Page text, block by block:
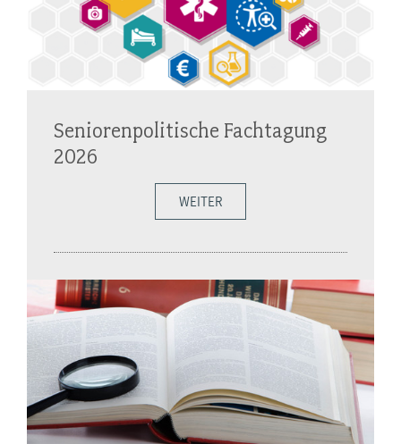
Seniorenpolitische Fachtagung
2026
WEITER